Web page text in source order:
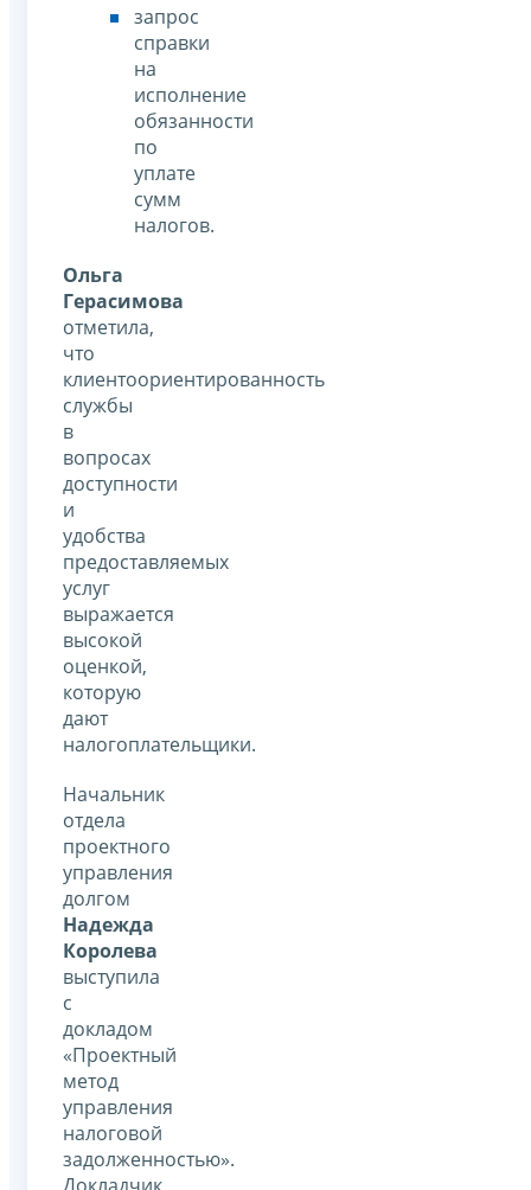
запрос
справки
на
исполнение
обязанности
по
уплате
сумм
налогов.
Ольга
Герасимова
отметила,
что
клиентоориентированность
службы
в
вопросах
доступности
и
удобства
предоставляемых
услуг
выражается
высокой
оценкой,
которую
дают
налогоплательщики.
Начальник
отдела
проектного
управления
долгом
Надежда
Королева
выступила
с
докладом
«Проектный
метод
управления
налоговой
задолженностью».
Докладчик